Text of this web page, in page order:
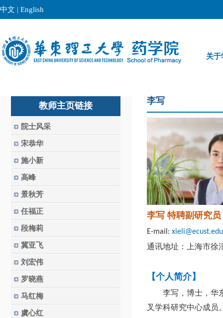
中文 | English
关于
教师主页链接
院士风采
宋恭华
施小新
高峰
景秋芳
任福正
段梅莉
冀亚飞
刘宏伟
罗晓燕
马红梅
虞心红
李写
李写 特聘副研究
E-mail:
通讯地址：上海市徐
【个人简介】
李写，博士，华
叉学科研究中心成员